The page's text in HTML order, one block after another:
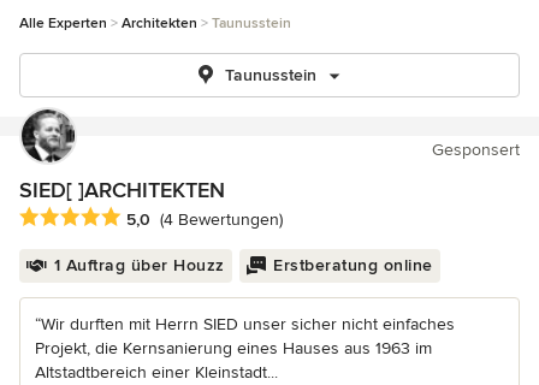
Alle Experten Architekten Taunusstein
Taunusstein
Gesponsert
SIED[ ]ARCHITEKTEN
Durchschnittliche Bewertung: 5 von 5 Sternen
5,0 (4 Bewertungen)
1 Auftrag über Houzz Erstberatung online
“Wir durften mit Herrn SIED unser sicher nicht einfaches
Projekt, die Kernsanierung eines Hauses aus 1963 im
Altstadtbereich einer Kleinstadt...